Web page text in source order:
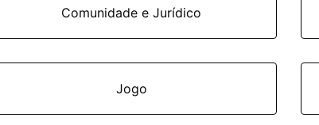
Comunidade e Jurídico
Jogo